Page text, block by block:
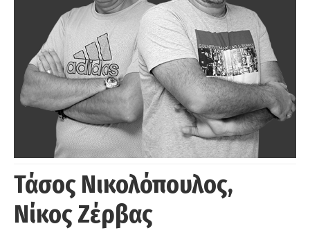
Τάσος Νικολόπουλος,
Νίκος Ζέρβας